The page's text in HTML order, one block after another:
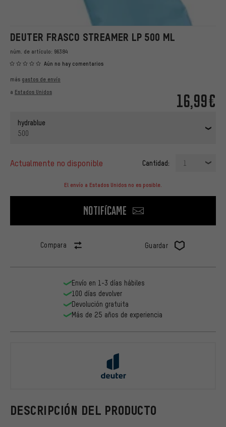
DEUTER FRASCO STREAMER LP 500 ML
núm. de artículo: 96384
Aún no hay comentarios
16,99€
más gastos de envío
a Estados Unidos
hydrablue
500
actualmente no disponible Cantidad: 1
El envío a Estados Unidos no es posible.
Notifícame
Compara Guardar
DESCRIPCIÓN DEL PRODUCTO
Envío en 1-3 días hábiles
100 días devolver
Devolución gratuita
Más de 25 años de experiencia